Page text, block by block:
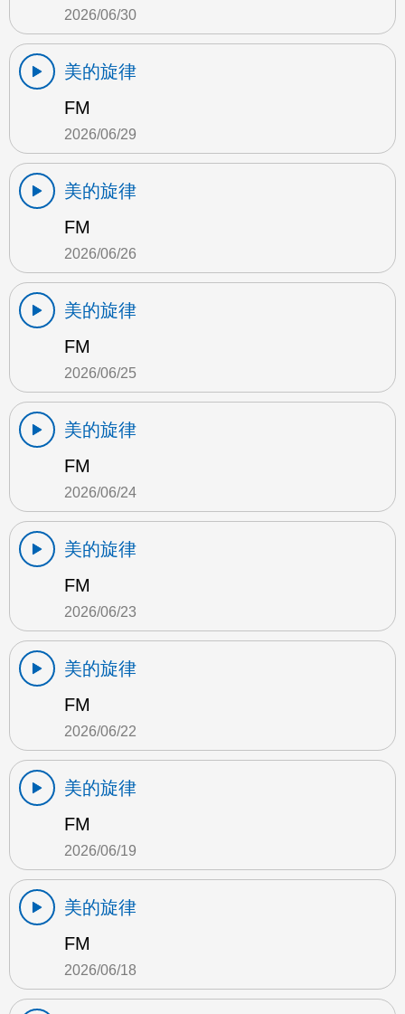
2026/06/30
美的旋律
FM
2026/06/29
美的旋律
FM
2026/06/26
美的旋律
FM
2026/06/25
美的旋律
FM
2026/06/24
美的旋律
FM
2026/06/23
美的旋律
FM
2026/06/22
美的旋律
FM
2026/06/19
美的旋律
FM
2026/06/18